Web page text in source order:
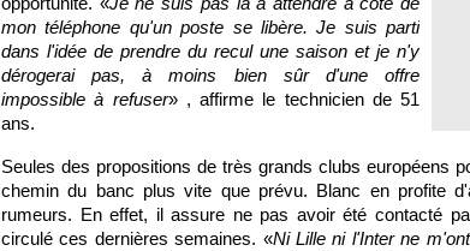
mon téléphone qu'un poste se libère. Je suis parti
dans l'idée de prendre du recul une saison et je n'y
dérogerai pas, à moins bien sûr d'une offre
impossible à refuser» , affirme le technicien de 51
ans.
Seules des propositions de très grands clubs européens
chemin du banc plus vite que prévu. Blanc en profite
rumeurs. En effet, il assure ne pas avoir été contacté
circulé ces dernières semaines. «Ni Lille ni l'Inter ne